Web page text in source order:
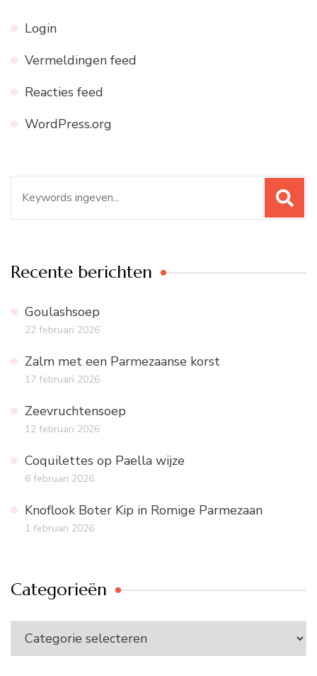
Login
Vermeldingen feed
Reacties feed
WordPress.org
naar:
Recente berichten
Goulashsoep
22 februari 2026
Zalm met een Parmezaanse korst
17 februari 2026
Zeevruchtensoep
12 februari 2026
Coquilettes op Paella wijze
6 februari 2026
Knoflook Boter Kip in Romige Parmezaan
1 februari 2026
Categorieën
Categorieën